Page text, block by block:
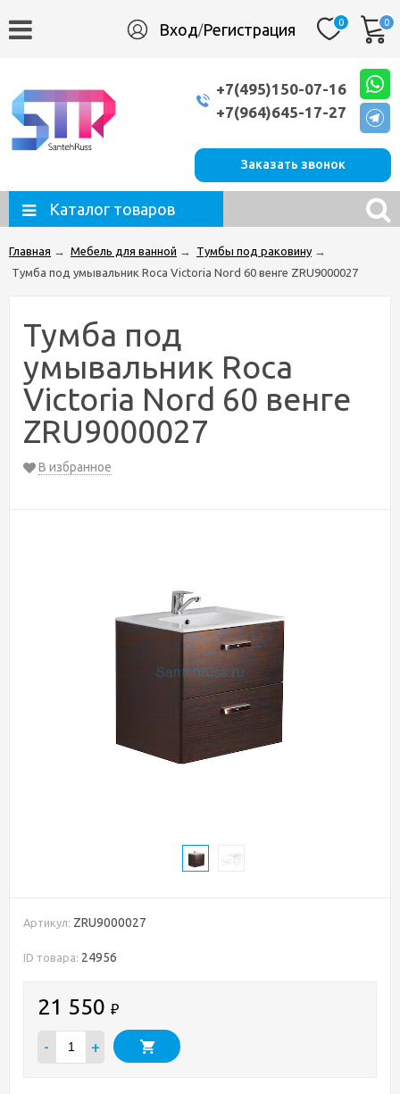
Вход/Регистрация 0 0
+7(495)150-07-16
+7(964)645-17-27
Заказать звонок
Каталог товаров
Главная → Мебель для ванной → Тумбы под раковину →
Тумба под умывальник Roca Victoria Nord 60 венге ZRU9000027
Тумба под
умывальник Roca
Victoria Nord 60 венге
ZRU9000027
В избранное
Артикул: ZRU9000027
ID товара: 24956
21 550 ₽
- +